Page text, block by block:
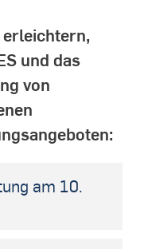
erleichtern,
und das
von
am 10.